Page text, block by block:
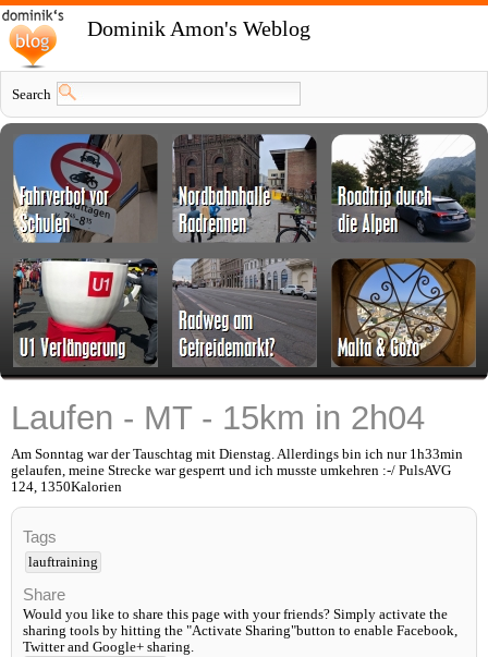
Dominik Amon's Weblog
Search
Laufen - MT - 15km in 2h04
Am Sonntag war der Tauschtag mit Dienstag. Allerdings bin ich nur 1h33min
gelaufen, meine Strecke war gesperrt und ich musste umkehren :-/ PulsAVG
124, 1350Kalorien
Tags
lauftraining
Share
Would you like to share this page with your friends? Simply activate the
sharing tools by hitting the "Activate Sharing"button to enable Facebook,
Twitter and Google+ sharing.